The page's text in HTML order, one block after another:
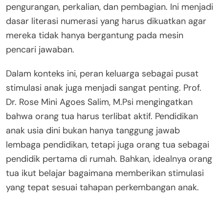
pengurangan, perkalian, dan pembagian. Ini menjadi
dasar literasi numerasi yang harus dikuatkan agar
mereka tidak hanya bergantung pada mesin
pencari jawaban.
Dalam konteks ini, peran keluarga sebagai pusat
stimulasi anak juga menjadi sangat penting. Prof.
Dr. Rose Mini Agoes Salim, M.Psi mengingatkan
bahwa orang tua harus terlibat aktif. Pendidikan
anak usia dini bukan hanya tanggung jawab
lembaga pendidikan, tetapi juga orang tua sebagai
pendidik pertama di rumah. Bahkan, idealnya orang
tua ikut belajar bagaimana memberikan stimulasi
yang tepat sesuai tahapan perkembangan anak.